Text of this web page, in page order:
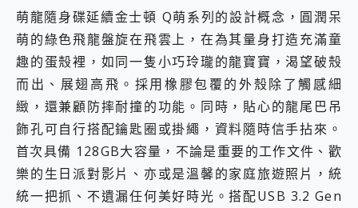
萌龍隨身碟延續金士頓 Q萌系列的設計概念，圓潤呆
萌的綠色飛龍盤旋在飛雲上，在為其量身打造充滿童
趣的蛋殼裡，如同一隻小巧玲瓏的龍寶寶，渴望破殼
而出、展翅高飛。採用橡膠包覆的外殼除了觸感細
緻，還兼顧防摔耐撞的功能。同時，貼心的龍尾巴吊
飾孔可自行搭配鑰匙圈或掛繩，資料隨時信手拈來。
首次具備 128GB大容量，不論是重要的工作文件、歡
樂的生日派對影片、亦或是溫馨的家庭旅遊照片，統
統一把抓、不遺漏任何美好時光。搭配USB 3.2 Gen